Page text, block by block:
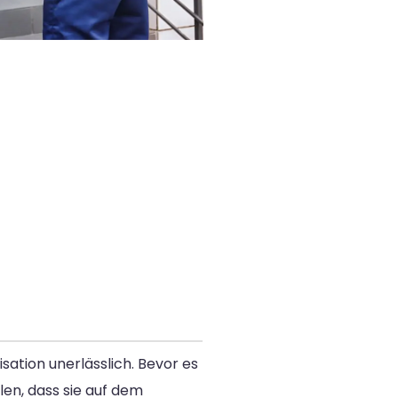
unerlässlich. Bevor es
dass sie auf dem